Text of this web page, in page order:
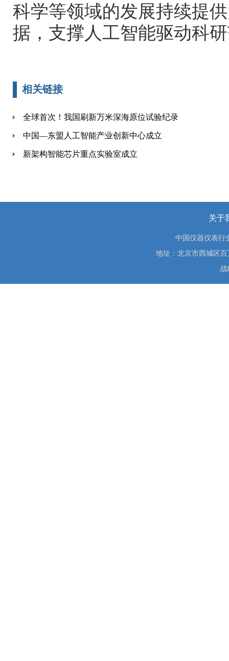
科学等领域的发展持续提
据，支撑人工智能驱动科
相关链接
全球首次！我国刷新万米深海原位试验纪录
中国—东盟人工智能产业创新中心成立
新架构智能芯片重点实验室成立
关于
中国仪器仪表
地址：北京市西城区
战